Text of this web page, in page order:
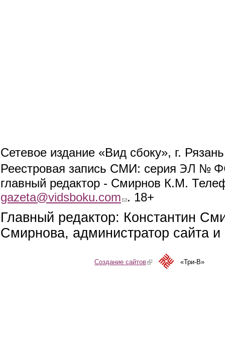
Сетевое издание «Вид сбоку», г.
Реестровая запись СМИ: серия ЭЛ №
главный редактор - Смирнов К.М.
gazeta@vidsboku.com (link sends e-mail)
. 18+
Главный редактор: Константин
Смирнова, администратор сайта
Создание сайтов(link is external)«Три-В»